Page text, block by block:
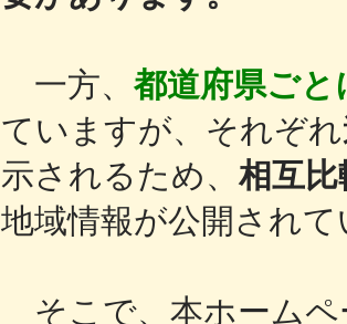
一方、 都道府県ごと
ていますが、それぞれ
示されるため、 相互
地域情報が公開され
そこで、本ホームペ